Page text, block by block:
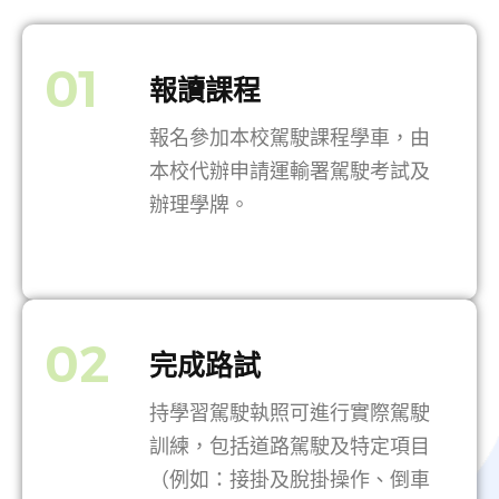
01 報讀課程
報名參加本校駕駛課程學車，由
本校代辦申請運輸署駕駛考試及
辦理學牌。
02 完成路試
持學習駕駛執照可進行實際駕駛
訓練，包括道路駕駛及特定項目
（例如：接掛及脫掛操作、倒車